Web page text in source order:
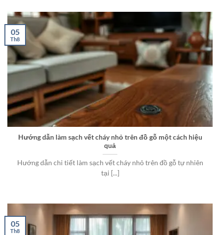
Hướng dẫn làm sạch vết cháy nhỏ trên đồ gỗ một cách hiệu
quả
Hướng dẫn chi tiết làm sạch vết cháy nhỏ trên đồ gỗ tự nhiên
tại [...]
05
Th8
05
Th8